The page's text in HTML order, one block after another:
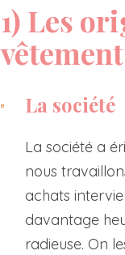
1) Les
La société
La société a
nous
achats
davantage
radieuse. On